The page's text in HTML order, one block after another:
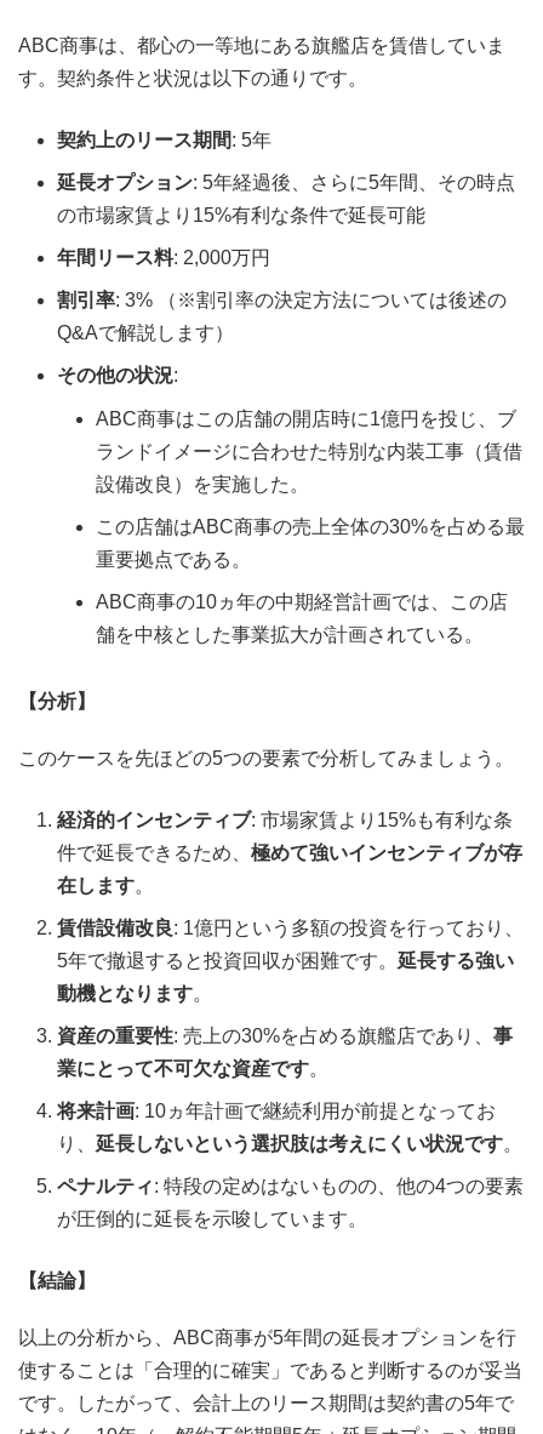
ABC商事は、都心の一等地にある旗艦店を賃借していま
す。契約条件と状況は以下の通りです。
契約上のリース期間: 5年
延長オプション: 5年経過後、さらに5年間、その時点
の市場家賃より15%有利な条件で延長可能
年間リース料: 2,000万円
割引率: 3% （※割引率の決定方法については後述の
Q&Aで解説します）
その他の状況:
ABC商事はこの店舗の開店時に1億円を投じ、ブ
ランドイメージに合わせた特別な内装工事（賃借
設備改良）を実施した。
この店舗はABC商事の売上全体の30%を占める最
重要拠点である。
ABC商事の10ヵ年の中期経営計画では、この店
舗を中核とした事業拡大が計画されている。
【分析】
このケースを先ほどの5つの要素で分析してみましょう。
経済的インセンティブ: 市場家賃より15%も有利な条
件で延長できるため、 極めて強いインセンティブが存
在します。
賃借設備改良: 1億円という多額の投資を行っており、
5年で撤退すると投資回収が困難です。 延長する強い
動機となります。
資産の重要性: 売上の30%を占める旗艦店であり、 事
業にとって不可欠な資産です。
将来計画: 10ヵ年計画で継続利用が前提となってお
り、 延長しないという選択肢は考えにくい状況です。
ペナルティ: 特段の定めはないものの、他の4つの要素
が圧倒的に延長を示唆しています。
【結論】
以上の分析から、ABC商事が5年間の延長オプションを行
使することは「合理的に確実」であると判断するのが妥当
です。したがって、会計上のリース期間は契約書の5年で